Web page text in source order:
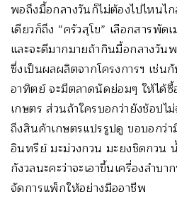
พอถึงมื้อกลางวันก็ไม่ต้องไปไหน
เดียวก็ถึง “ครัวสุโข” เลือกสารพั
และจะดีมากมายถ้ากินมื้อกลางวัน
ซึ่งเป็นผลผลิตจากโครงการฯ เช่น
อาทิตย์ จะมีตลาดนัดย่อมๆ ให้ได้
เกษตร ส่วนถ้าใครบอกว่ายังช้อปไ
ถึงสินค้าเกษตรแปรรูปดู ขอบอกว่า
อินทรีย์ มะม่วงกวน มะยงชิดกวน
กังวลนะคะว่าจะเอาขึ้นเครื่องลำบ
จัดการแพ็กให้อย่างมืออาชีพ